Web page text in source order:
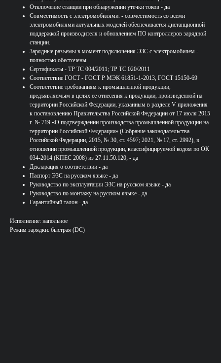
Отключение станции при обнаружении утечки токов - да
Совместимость с электромобилями. - совместимость со всеми
электромобилями актуальных моделей обеспечивается дистанционной
поддержкой производителя и обновлением ПО контроллеров зарядной
станции.
Зарядные разъемы в момент подключения ЭЗС с электромобилем -
полностью обесточены
Сертификаты - ТР ТС 004/2011; ТР ТС 020/2011
Соответствие ГОСТ - ГОСТ Р МЭК 61851-1-2013, ГОСТ 15150-69
Соответствие требованиям к промышленной продукции,
предъявляемым в целях ее отнесения к продукции, произведенной на
территории Российской Федерации, указанным в разделе V приложения
к постановлению Правительства Российской Федерации от 17 июля 2015
г. № 719 «О подтверждении производства промышленной продукции на
территории Российской Федерации» (Собрание законодательства
Российской Федерации, 2015, № 30, ст. 4597; 2021, № 17, ст. 2992), в
отношении промышленной продукции, классифицируемой кодом по ОК
034-2014 (КПЕС 2008) из 27.11.50.120; - да
Декларация о соответствии - да
Паспорт ЭЗС на русском языке - да
Руководство по эксплуатации ЭЗС на русском языке - да
Руководство по монтажу на русском языке - да
Гарантийный талон - да
Исполнение: напольное
Режим зарядки: быстрая (DC)